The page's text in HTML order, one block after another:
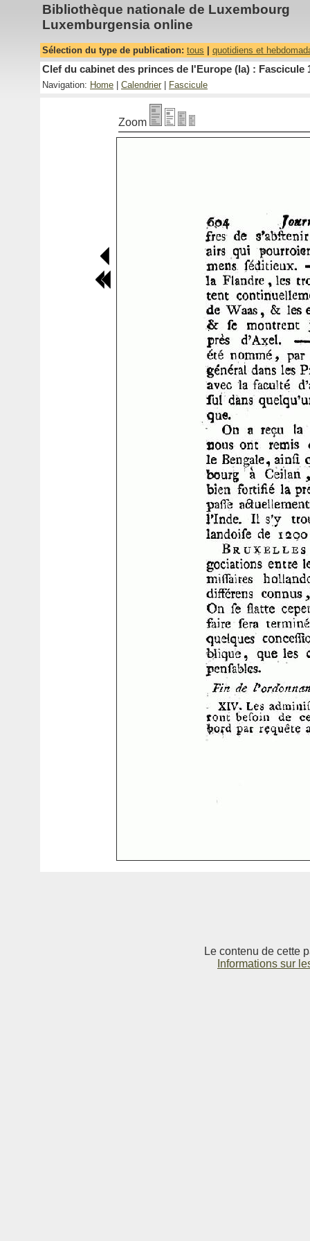
Bibliothèque nationale de Luxembourg
Luxemburgensia online
Sélection du type de publication: tous quotidiens et
Clef du cabinet des princes de l'Europe (la) : Fascicule
Navigation: Home Calendrier Fascicule
Zoom
Le contenu de cette
Informations sur